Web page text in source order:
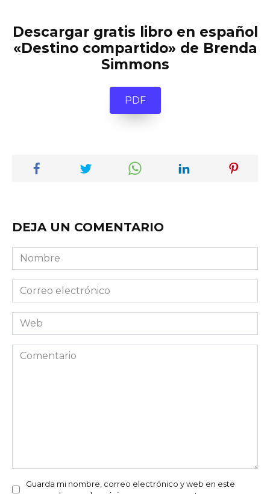
Descargar gratis libro en español
«Destino compartido» de Brenda
Simmons
PDF
DEJA UN COMENTARIO
Nombre
Correo
electrónico
Web
Comentario
Guarda mi nombre, correo electrónico y web en este